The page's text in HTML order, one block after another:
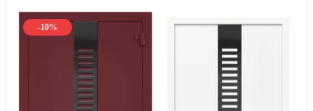
-10%